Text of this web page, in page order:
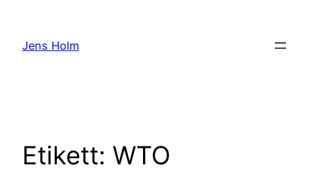
innehåll
Jens Holm
Etikett: WTO